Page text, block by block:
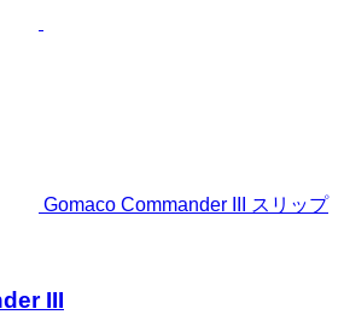
Gomaco Commander III スリップ
III